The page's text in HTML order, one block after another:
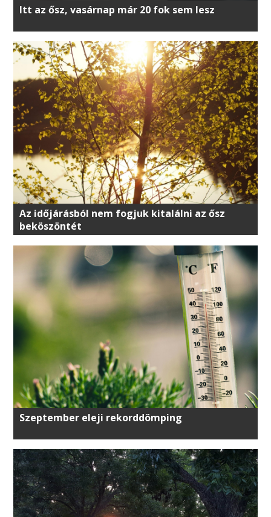
Itt az ősz, vasárnap már 20 fok sem lesz
Az időjárásból nem fogjuk kitalálni az ősz
beköszöntét
Szeptember eleji rekorddömping